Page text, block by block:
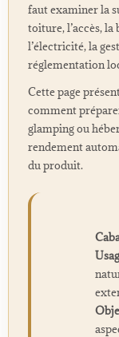
faut examiner la
toiture, l’accès,
l’électricité, la
réglementation
Cette page
comment
glamping ou
rendement
du produit.